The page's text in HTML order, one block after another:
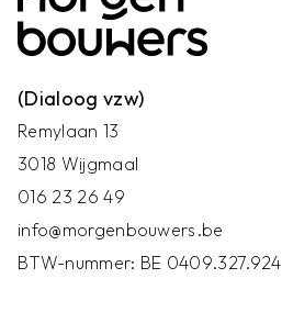
(Dialoog vzw)
Remylaan 13
3018 Wijgmaal
016 23 26 49
info@morgenbouwers.be
BTW-nummer: BE 0409.327.924